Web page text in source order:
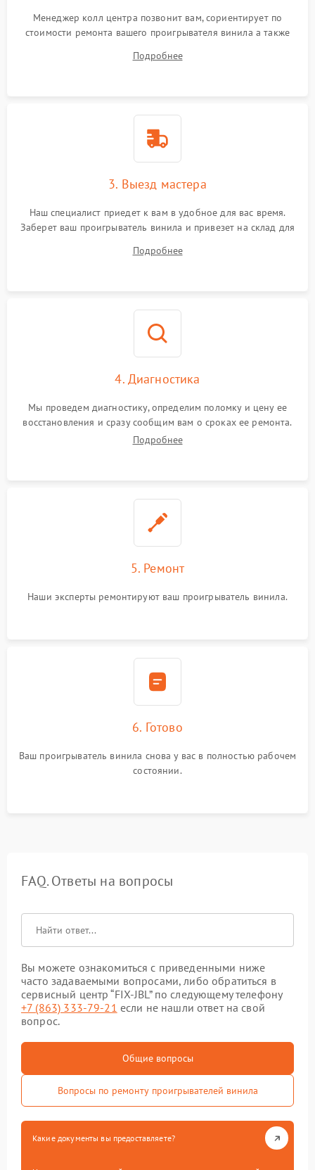
Менеджер колл центра позвонит вам, сориентирует по
стоимости ремонта вашего проигрывателя винила а также
Подробнее
3. Выезд мастера
Наш специалист приедет к вам в удобное для вас время.
Заберет ваш проигрыватель винила и привезет на склад для
Подробнее
4. Диагностика
Мы проведем диагностику, определим поломку и цену ее
восстановления и сразу сообщим вам о сроках ее ремонта.
Подробнее
5. Ремонт
Наши эксперты ремонтируют ваш проигрыватель винила.
6. Готово
Ваш проигрыватель винила снова у вас в полностью рабочем
состоянии.
FAQ. Ответы на вопросы
Вы можете ознакомиться с приведенными ниже
часто задаваемыми вопросами, либо обратиться в
сервисный центр “FIX-JBL” по следующему телефону
+7 (863) 333-79-21 если не нашли ответ на свой
вопрос.
Общие вопросы
Вопросы по ремонту проигрывателей винила
Какие документы вы предоставляете?